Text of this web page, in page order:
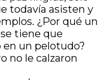
todavía asisten y
¿Por qué un
tiene que
un pelotudo?
no le calzaron